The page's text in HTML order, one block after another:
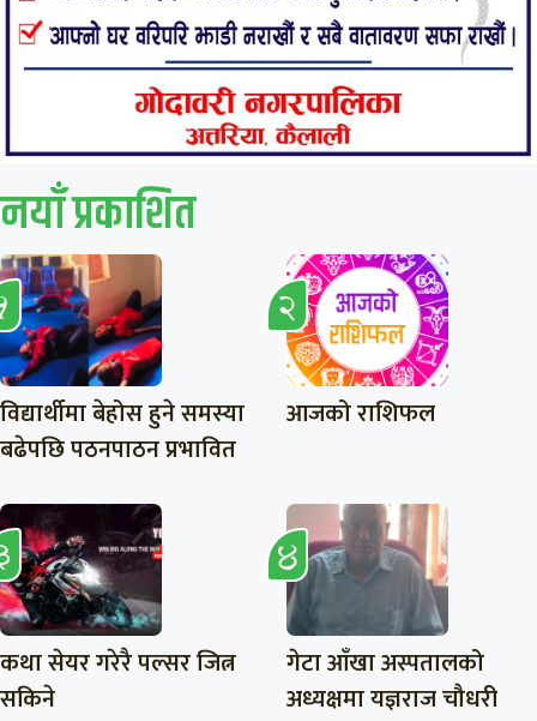
नयाँ प्रकाशित
विद्यार्थीमा बेहोस हुने समस्या
बढेपछि पठनपाठन प्रभावित
आजको राशिफल
कथा सेयर गरेरै पल्सर जित्न
सकिने
गेटा आँखा अस्पतालको
अध्यक्षमा यज्ञराज चौधरी